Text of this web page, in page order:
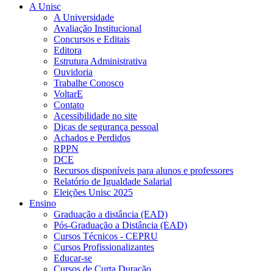
A Unisc
A Universidade
Avaliação Institucional
Concursos e Editais
Editora
Estrutura Administrativa
Ouvidoria
Trabalhe Conosco
VoltarE
Contato
Acessibilidade no site
Dicas de segurança pessoal
Achados e Perdidos
RPPN
DCE
Recursos disponíveis para alunos e professores
Relatório de Igualdade Salarial
Eleições Unisc 2025
Ensino
Graduação a distância (EAD)
Pós-Graduação a Distância (EAD)
Cursos Técnicos - CEPRU
Cursos Profissionalizantes
Educar-se
Cursos de Curta Duração